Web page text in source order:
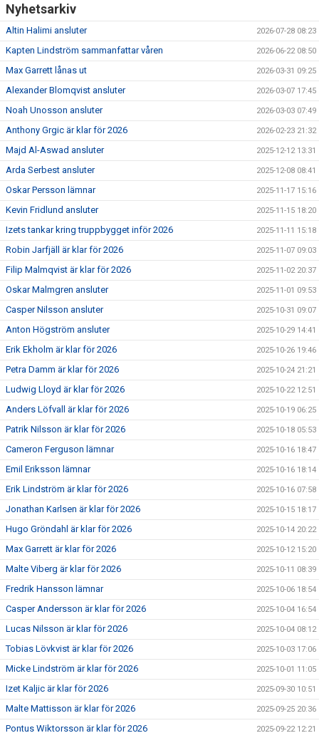
Nyhetsarkiv
Altin Halimi ansluter 2026-07-28 08:23
Kapten Lindström sammanfattar våren 2026-06-22 08:50
Max Garrett lånas ut 2026-03-31 09:25
Alexander Blomqvist ansluter 2026-03-07 17:45
Noah Unosson ansluter 2026-03-03 07:49
Anthony Grgic är klar för 2026 2026-02-23 21:32
Majd Al-Aswad ansluter 2025-12-12 13:31
Arda Serbest ansluter 2025-12-08 08:41
Oskar Persson lämnar 2025-11-17 15:16
Kevin Fridlund ansluter 2025-11-15 18:20
Izets tankar kring truppbygget inför 2026 2025-11-11 15:18
Robin Jarfjäll är klar för 2026 2025-11-07 09:03
Filip Malmqvist är klar för 2026 2025-11-02 20:37
Oskar Malmgren ansluter 2025-11-01 09:53
Casper Nilsson ansluter 2025-10-31 09:07
Anton Högström ansluter 2025-10-29 14:41
Erik Ekholm är klar för 2026 2025-10-26 19:46
Petra Damm är klar för 2026 2025-10-24 21:21
Ludwig Lloyd är klar för 2026 2025-10-22 12:51
Anders Löfvall är klar för 2026 2025-10-19 06:25
Patrik Nilsson är klar för 2026 2025-10-18 05:53
Cameron Ferguson lämnar 2025-10-16 18:47
Emil Eriksson lämnar 2025-10-16 18:14
Erik Lindström är klar för 2026 2025-10-16 07:58
Jonathan Karlsen är klar för 2026 2025-10-15 18:17
Hugo Gröndahl är klar för 2026 2025-10-14 20:22
Max Garrett är klar för 2026 2025-10-12 15:20
Malte Viberg är klar för 2026 2025-10-11 08:39
Fredrik Hansson lämnar 2025-10-06 18:54
Casper Andersson är klar för 2026 2025-10-04 16:54
Lucas Nilsson är klar för 2026 2025-10-04 08:12
Tobias Lövkvist är klar för 2026 2025-10-03 17:06
Micke Lindström är klar för 2026 2025-10-01 11:05
Izet Kaljic är klar för 2026 2025-09-30 10:51
Malte Mattisson är klar för 2026 2025-09-25 20:36
Pontus Wiktorsson är klar för 2026 2025-09-22 12:21